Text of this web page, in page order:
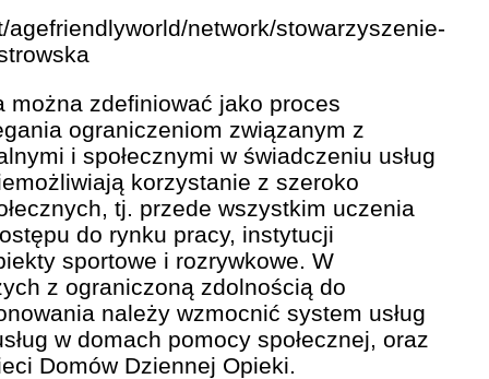
network/stowarzyszenie-
można zdefiniować jako proces
ograniczeniom związanym z
i społecznymi w świadczeniu usług
korzystanie z szeroko
tj. przede wszystkim uczenia
do rynku pracy, instytucji
sportowe i rozrywkowe. W
z ograniczoną zdolnością do
należy wzmocnić system usług
w domach pomocy społecznej, oraz
Domów Dziennej Opieki.